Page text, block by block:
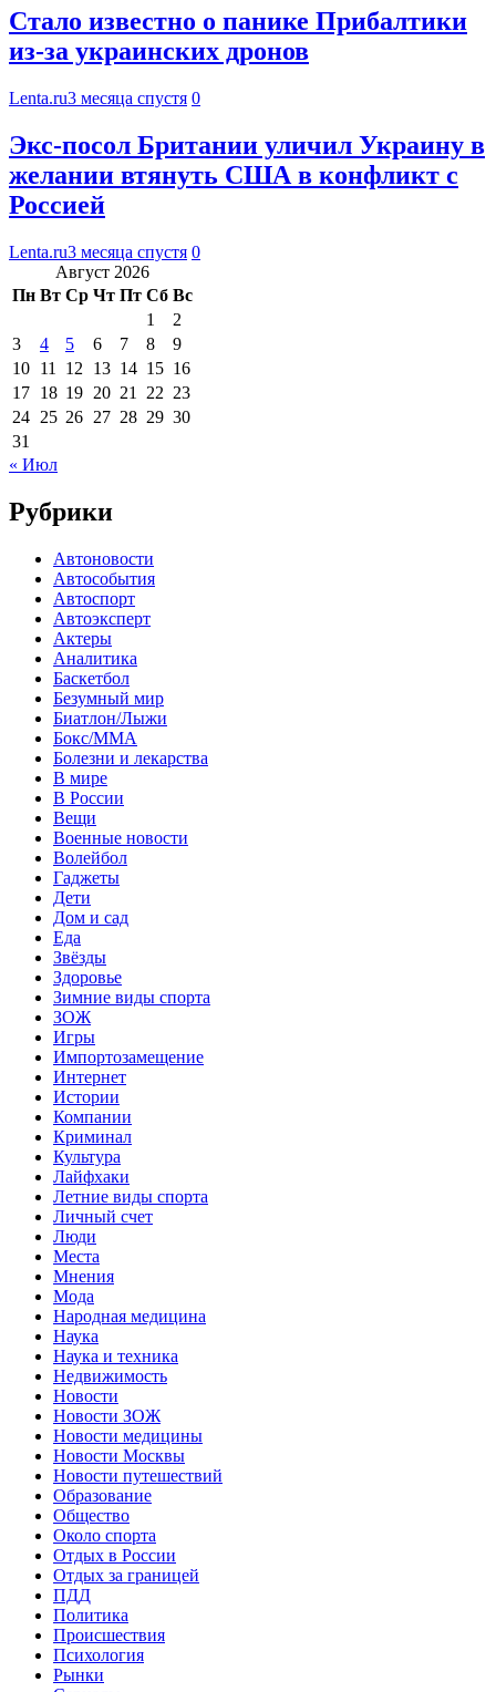
Стало известно о панике Прибалтики
из-за украинских дронов
Lenta.ru3 месяца спустя 0
Экс-посол Британии уличил Украину в
желании втянуть США в конфликт с
Россией
Lenta.ru3 месяца спустя 0
Август 2026
Пн Вт Ср Чт Пт Сб Вс
1
2
3
4 5 6 7 8
9
10 11 12 13 14 15 16
17 18 19 20 21 22 23
24 25 26 27 28 29 30
31
« Июл
Рубрики
Автоновости
Автособытия
Автоспорт
Автоэксперт
Актеры
Аналитика
Баскетбол
Безумный мир
Биатлон/Лыжи
Бокс/MMA
Болезни и лекарства
В мире
В России
Вещи
Военные новости
Волейбол
Гаджеты
Дети
Дом и сад
Еда
Звёзды
Здоровье
Зимние виды спорта
ЗОЖ
Игры
Импортозамещение
Интернет
Истории
Компании
Криминал
Культура
Лайфхаки
Летние виды спорта
Личный счет
Люди
Места
Мнения
Мода
Народная медицина
Наука
Наука и техника
Недвижимость
Новости
Новости ЗОЖ
Новости медицины
Новости Москвы
Новости путешествий
Образование
Общество
Около спорта
Отдых в России
Отдых за границей
ПДД
Политика
Происшествия
Психология
Рынки